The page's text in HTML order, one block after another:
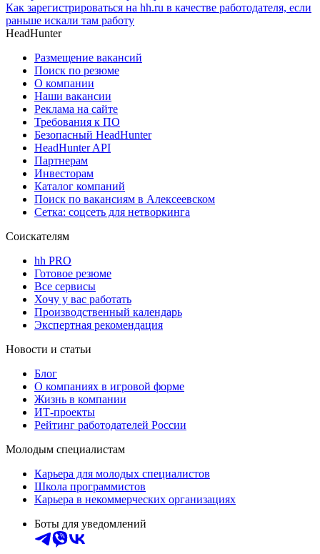
Как зарегистрироваться на hh.ru в качестве работодателя, если
раньше искали там работу
HeadHunter
Размещение вакансий
Поиск по резюме
О компании
Наши вакансии
Реклама на сайте
Требования к ПО
Безопасный HeadHunter
HeadHunter API
Партнерам
Инвесторам
Каталог компаний
Поиск по вакансиям в Алексеевском
Сетка: соцсеть для нетворкинга
Соискателям
hh PRO
Готовое резюме
Все сервисы
Хочу у вас работать
Производственный календарь
Экспертная рекомендация
Новости и статьи
Блог
О компаниях в игровой форме
Жизнь в компании
ИТ-проекты
Рейтинг работодателей России
Молодым специалистам
Карьера для молодых специалистов
Школа программистов
Карьера в некоммерческих организациях
Боты для уведомлений